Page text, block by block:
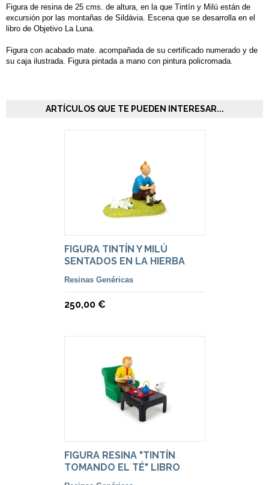
Figura de resina de 25 cms. de altura, en la que Tintín y Milú están de
excursión por las montañas de Sildávia. Escena que se desarrolla en el
libro de Objetivo La Luna.
Figura con acabado mate. acompañada de su certificado numerado y de
su caja ilustrada. Figura pintada a mano con pintura policromada.
ARTÍCULOS QUE TE PUEDEN INTERESAR...
FIGURA TINTÍN Y MILÚ
SENTADOS EN LA HIERBA
Resinas Genéricas
250,00 €
FIGURA RESINA "TINTÍN
TOMANDO EL TÉ" LIBRO
LOTO AZUL.